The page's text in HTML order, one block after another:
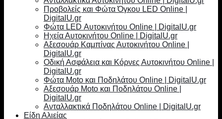
Προβολείς και Φώτα Όγκου LED Online |
DigitalU.gr
Φώτα LED Αυτοκινήτου Online | DigitalU.gr
Ηχεία Αυτοκινήτου Online | DigitalU.gr
Αξεσουάρ Καμπίνας Αυτοκινήτου Online |
DigitalU.gr
Οδική Ασφάλεια και Κόρνες Αυτοκινήτου Online |
DigitalU.gr
Φώτα Moto και Ποδηλάτου Online | DigitalU.gr
Αξεσουάρ Moto και Ποδηλάτου Online |
DigitalU.gr
Ανταλλακτικά Ποδηλάτου Online | DigitalU.gr
Είδη Αλιείας